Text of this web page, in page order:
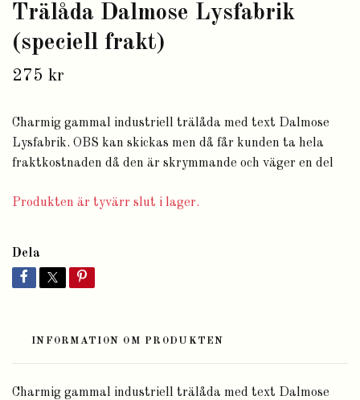
Trälåda Dalmose Lysfabrik
(speciell frakt)
275 kr
Charmig gammal industriell trälåda med text Dalmose
Lysfabrik. OBS kan skickas men då får kunden ta hela
fraktkostnaden då den är skrymmande och väger en del
Produkten är tyvärr slut i lager.
Dela
INFORMATION OM PRODUKTEN
Charmig gammal industriell trälåda med text Dalmose